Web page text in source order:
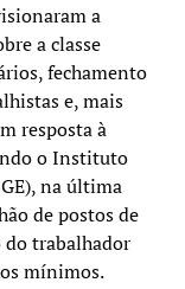
a
a classe
fechamento
e, mais
resposta à
o Instituto
na última
de postos de
trabalhador
mínimos.